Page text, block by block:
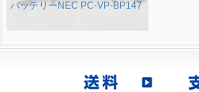
バッテリーNEC PC-VP-BP147